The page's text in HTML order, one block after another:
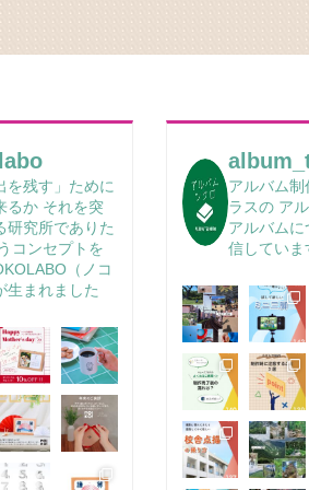
を残す」ために
るかそれを突
研究所でありた
コンセプトを
（ノコ
生まれました
アルバム
ラスのアル
アルバム
信してい